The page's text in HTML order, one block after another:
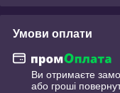
Умови оплати
Ви отримаєте
або гроші